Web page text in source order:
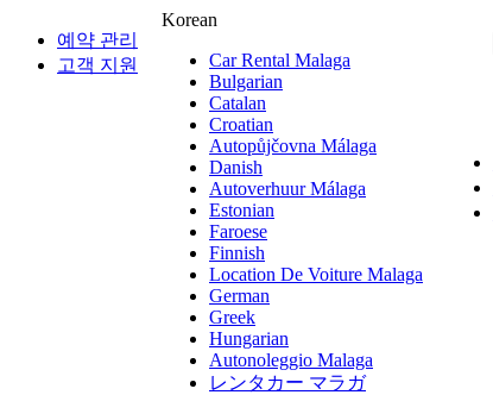
예약 관리
고객 지원
Korean
Car Rental Malaga
Bulgarian
Catalan
Croatian
Autopůjčovna Málaga
Danish
Autoverhuur Málaga
Estonian
Faroese
Finnish
Location De Voiture Malaga
German
Greek
Hungarian
Autonoleggio Malaga
レンタカー マラガ